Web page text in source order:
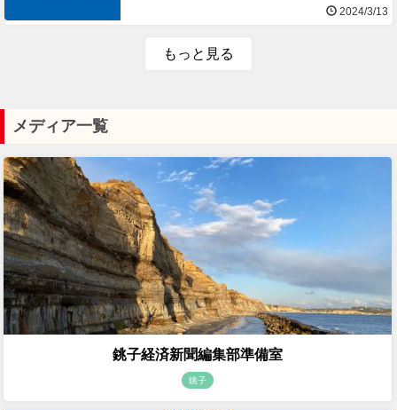
2024/3/13
もっと見る
メディア一覧
銚子経済新聞編集部準備室
銚子